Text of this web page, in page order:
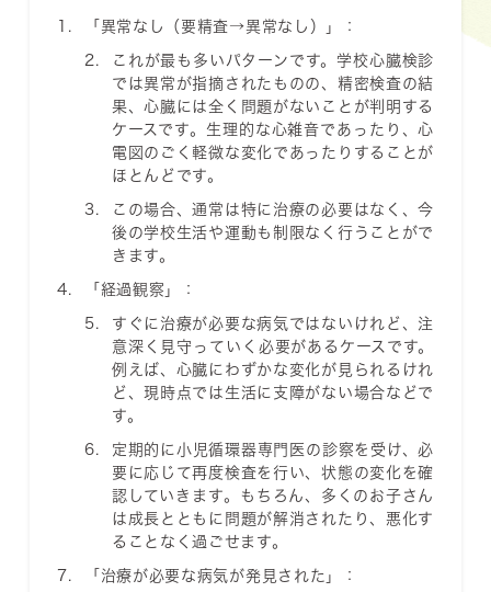
「異常なし（要精査→異常なし）」 ：
これが最も多いパターンです。学校心臓検診
では異常が指摘されたものの、精密検査の結
果、心臓には全く問題がないことが判明する
ケースです。生理的な心雑音であったり、心
電図のごく軽微な変化であったりすることが
ほとんどです。
この場合、通常は特に治療の必要はなく、今
後の学校生活や運動も制限なく行うことがで
きます。
「経過観察」 ：
すぐに治療が必要な病気ではないけれど、注
意深く見守っていく必要があるケースです。
例えば、心臓にわずかな変化が見られるけれ
ど、現時点では生活に支障がない場合などで
す。
定期的に小児循環器専門医の診察を受け、必
要に応じて再度検査を行い、状態の変化を確
認していきます。もちろん、多くのお子さん
は成長とともに問題が解消されたり、悪化す
ることなく過ごせます。
「治療が必要な病気が発見された」 ：